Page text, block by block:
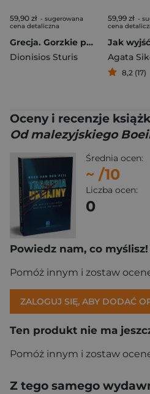
59,90 zł - sugerowana
cena detaliczna
Grecja. Gorzkie pomarańcze
Dionisios Sturis
59,99 zł -
cena
Agata
8,2 (17)
Oceny i recenzje
Od malezyjskiego
Średnia ocen:
~ /10
Liczba ocen:
0
Powiedz nam, co myślisz!
Pomóż innym i zostaw
ZALOGUJ SIĘ, ABY DODAĆ
Ten produkt nie ma
Pomóż innym i zostaw
Z tego samego